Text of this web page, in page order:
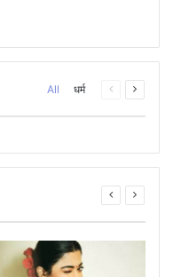
All धर्म
Previous
Next